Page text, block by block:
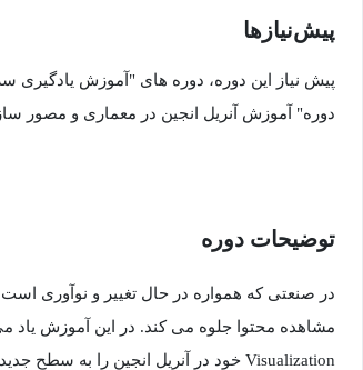
پیش‌نیاز‌ها
پیش نیاز این دوره، دوره های "آموزش یادگیری
دوره" آموزش آنریل انجین در معماری و مصور
توضیحات دوره
مشاهده محتوا جلوه می کند. در این آموزش یاد
Visualization خود در آنریل انجین را به سطح جدیدی ارتقا دهید.